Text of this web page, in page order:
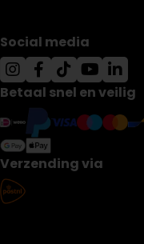
Social media
Betaal snel en veilig
Verzending via